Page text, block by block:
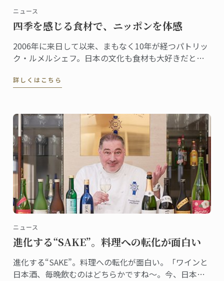
ニュース
四季を感じる食材で、ニッポンを体感
2006年に来日して以来、まもなく10年が経つパトリッ
ク・ルメルシェフ。日本の文化も食材も大好きだとい
は“桜”。日本でも、とてもシーズナルな食材である。
詳しくはこちら
ニュース
進化する“SAKE”。料理への転化が面白い
進化する“SAKE”。料理への転化が面白い。「ワインと
日本酒、毎晩飲むのはどちらかですね～。今、日本酒